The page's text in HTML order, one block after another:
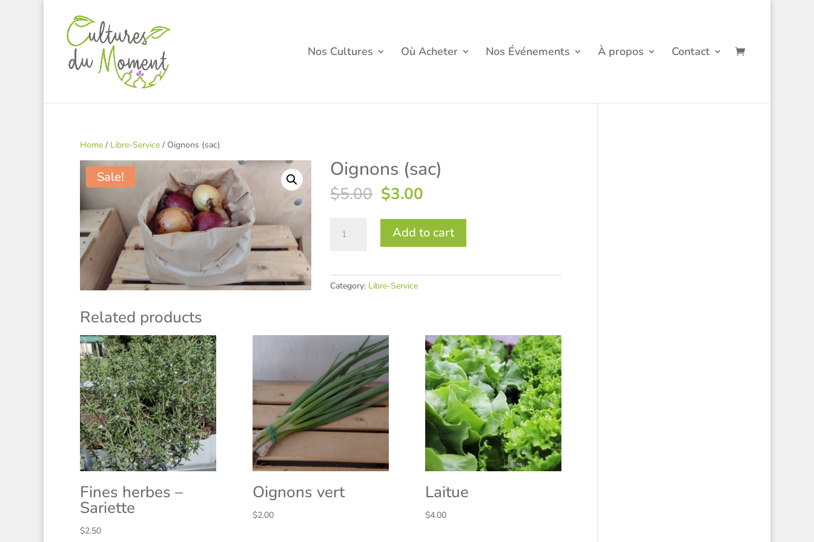
Nos Cultures Où Acheter Nos Événements À propos Contact
Home / Libre-Service / Oignons (sac)
Sale! Oignons (sac)
$5.00 Original
price
was:
$5.00.
$3.00
is:
$3.00.
(sac)
Add to cart
Category: Libre-Service
Related products
Fines herbes –
Sariette
$2.50
Oignons vert
$2.00
Laitue
$4.00